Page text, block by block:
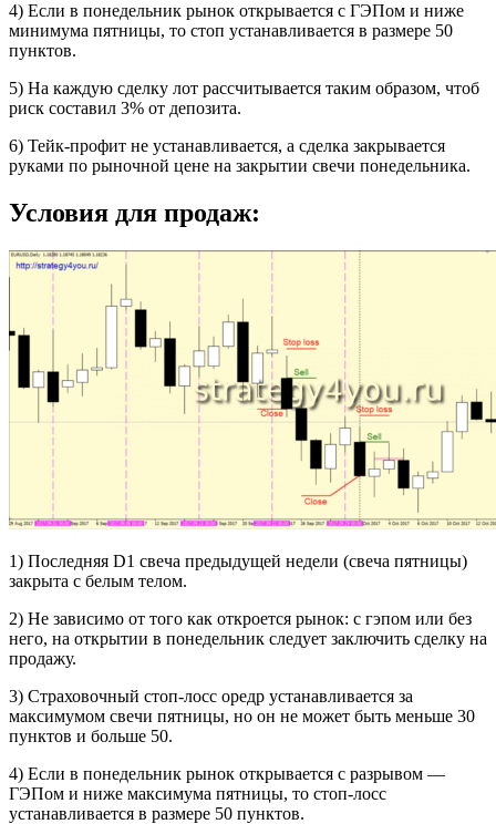
4) Если в понедельник рынок открывается с ГЭПом и ниже
минимума пятницы, то стоп устанавливается в размере 50
пунктов.
5) На каждую сделку лот рассчитывается таким образом, чтоб
риск составил 3% от депозита.
6) Тейк-профит не устанавливается, а сделка закрывается
руками по рыночной цене на закрытии свечи понедельника.
Условия для продаж:
1) Последняя D1 свеча предыдущей недели (свеча пятницы)
закрыта с белым телом.
2) Не зависимо от того как откроется рынок: с гэпом или без
него, на открытии в понедельник следует заключить сделку на
продажу.
3) Страховочный стоп-лосс оредр устанавливается за
максимумом свечи пятницы, но он не может быть меньше 30
пунктов и больше 50.
4) Если в понедельник рынок открывается с разрывом —
ГЭПом и ниже максимума пятницы, то стоп-лосс
устанавливается в размере 50 пунктов.